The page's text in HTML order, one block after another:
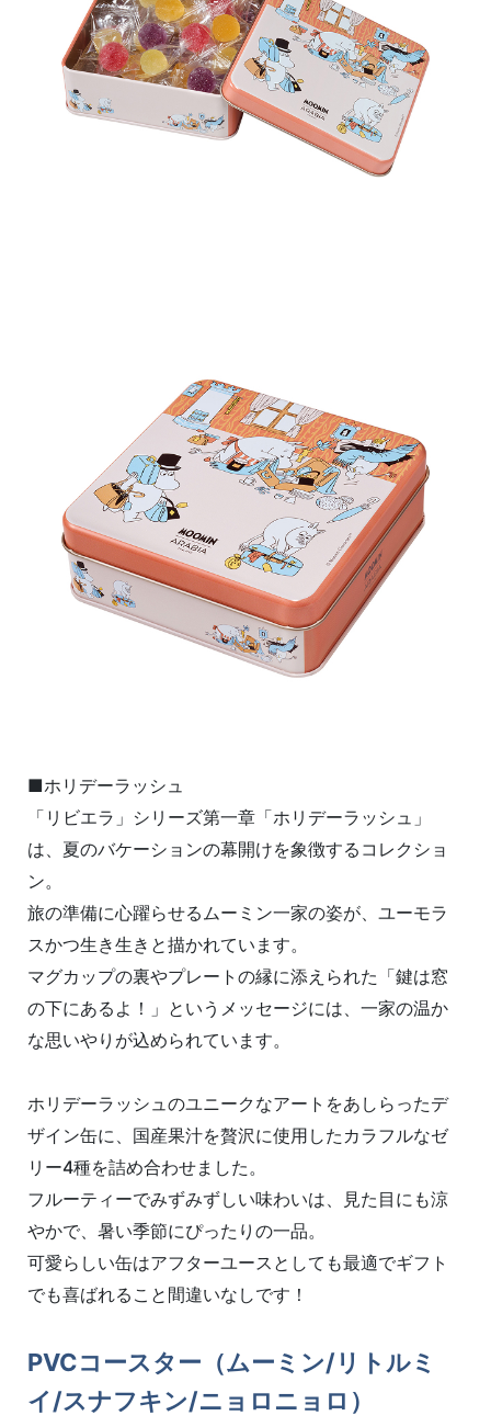
■ホリデーラッシュ
「リビエラ」シリーズ第一章「ホリデーラッシュ」
は、夏のバケーションの幕開けを象徴するコレクショ
ン。
旅の準備に心躍らせるムーミン一家の姿が、ユーモラ
スかつ生き生きと描かれています。
マグカップの裏やプレートの縁に添えられた「鍵は窓
の下にあるよ！」というメッセージには、一家の温か
な思いやりが込められています。
ホリデーラッシュのユニークなアートをあしらったデ
ザイン缶に、国産果汁を贅沢に使用したカラフルなゼ
リー4種を詰め合わせました。
フルーティーでみずみずしい味わいは、見た目にも涼
やかで、暑い季節にぴったりの一品。
可愛らしい缶はアフターユースとしても最適でギフト
でも喜ばれること間違いなしです！
PVCコースター（ムーミン/リトルミ
イ/スナフキン/ニョロニョロ）